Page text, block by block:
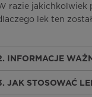
razie jakichkolwiek
lek ten
INFORMACJE
JAK STOSOWAĆ